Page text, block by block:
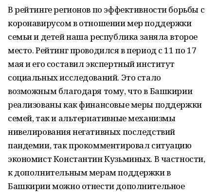
В рейтинге регионов по эффективности борьбы с
коронавирусом в отношении мер поддержки
семьи и детей наша республика заняла второе
место. Рейтинг проводился в период с 11 по 17
мая и его составил экспертный институт
социальных исследований. Это стало
возможным благодаря тому, что в Башкирии
реализованы как финансовые меры поддержки
семей, так и альтернативные механизмы
нивелирования негативных последствий
пандемии, так прокомментировал ситуацию
экономист Константин Кузьминых. В частности,
к дополнительным мерам поддержки в
Башкирии можно отнести дополнительное